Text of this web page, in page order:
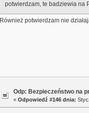
potwierdzam, te badziewia na
Również potwierdzam nie
Odp: Bezpieczeństwo na
«Odpowiedź #146 dnia: